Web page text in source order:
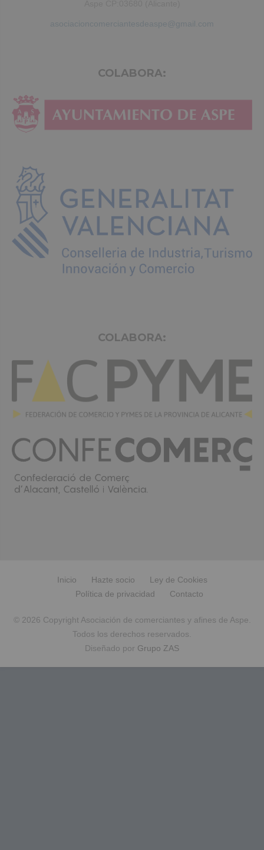
asociacioncomerciantesdeaspe@gmail.com
COLABORA:
COLABORA:
Inicio Hazte socio
Ley de Cookies
Política de privacidad
Contacto
© 2026 Copyright Asociación de comerciantes y afines de Aspe.
Todos los derechos reservados.
Diseñado por Grupo ZAS